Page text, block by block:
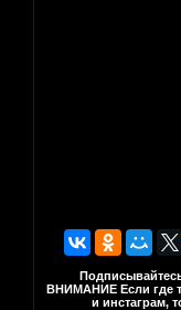
ВНИМАНИЕ Если где
и инстаграм,